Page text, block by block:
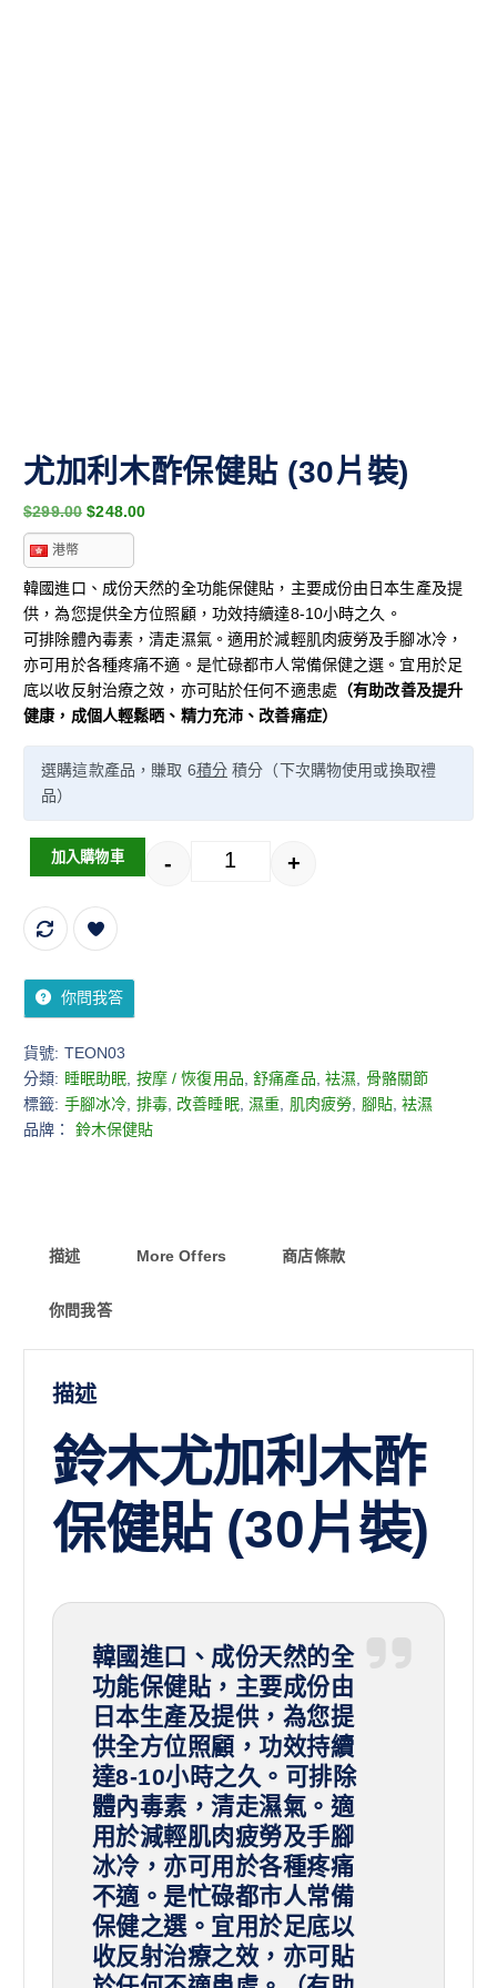
尤加利木酢保健貼 (30片裝)
$299.00 $248.00
港幣
韓國進口、成份天然的全功能保健貼，主要成份由日本生產及提
供，為您提供全方位照顧，功效持續達8-10小時之久。
可排除體內毒素，清走濕氣。適用於減輕肌肉疲勞及手腳冰冷，
亦可用於各種疼痛不適。是忙碌都市人常備保健之選。宜用於足
底以收反射治療之效，亦可貼於任何不適患處 （有助改善及提升
健康，成個人輕鬆晒、精力充沛、改善痛症）
選購這款產品，賺取 6積分積分（下次購物使用或換取禮
品）
- +
加入購物車
你問我答
貨號: TEON03
分類: 睡眠助眠 按摩 / 恢復用品 ,舒痛產品 ,袪濕
骨骼關節
標籤: 手腳冰冷 排毒, 改善睡眠,濕重 肌肉疲勞 腳貼,袪濕
品牌： 鈴木保健貼
描述 More Offers 商店條款
你問我答
描述
鈴木尤加利木酢
保健貼 (30片裝)
韓國進口、成份天然的全
功能保健貼，主要成份由
日本生產及提供，為您提
供全方位照顧，功效持續
達8-10小時之久。可排除
體內毒素，清走濕氣。適
用於減輕肌肉疲勞及手腳
冰冷，亦可用於各種疼痛
不適。是忙碌都市人常備
保健之選。宜用於足底以
收反射治療之效，亦可貼